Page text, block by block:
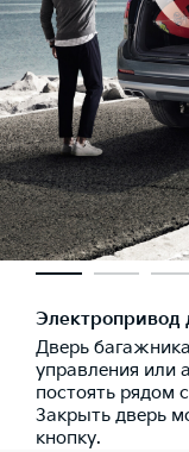
Электропривод
Дверь
управления или
постоять рядом
Закрыть дверь
кнопку.